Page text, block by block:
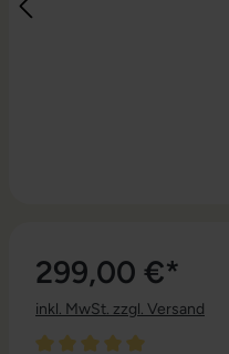
299,00 €*
inkl. MwSt. zzgl. Versand